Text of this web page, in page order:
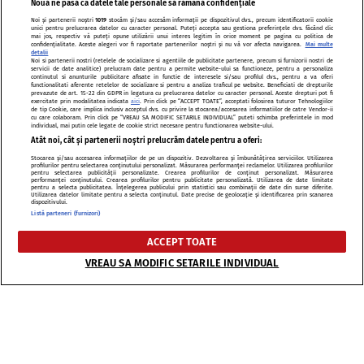
Calorii
Calculator
Greutate
Calculator
Nutritional
*Pentru a căuta intr-o bază de date te rugăm să dai click pe numele bazei și apoi să
Nouă ne pasă ca datele tale personale să rămână confidențiale
Noi și partenerii noștri1019 stocăm și/sau accesăm informații pe dispozitivul dvs., precum identificatorii cookie
unici pentru prelucrarea datelor cu caracter personal. Puteți accepta sau gestiona preferințele dvs. făcând clic
mai jos, respectiv vă puteți opune utilizării unui interes legitim în orice moment pe pagina cu politica de
confidențialitate. Aceste alegeri vor fi raportate partenerilor noștri și nu vă vor afecta navigarea.
Mai multe
detalii
Noi si partenerii nostri (retelele de socializare si agentiile de publicitate partenere, precum si furnizorii nostri de
servicii de date analitice) prelucram date pentru a permite website-ului sa functioneze, pentru a personaliza
continutul si anunturile publicitare afisate in functie de interesele si/sau profilul dvs., pentru a va oferi
functionalitati aferente retelelor de socializare si pentru a analiza traficul pe website. Beneficiati de drepturile
prevazute de art. 15-22 din GDPR in legatura cu prelucrarea datelor cu caracter personal. Aceste drepturi pot fi
exercitate prin modalitatea indicata aici. Prin click pe “ACCEPT TOATE”, acceptati folosirea tuturor Tehnologiilor
de tip Cookie, care implica inclusiv acceptul dvs. cu privire la stocarea/accesarea informatiilor de catre Vendor-ii
cu care colaboram. Prin click pe “VREAU SA MODIFIC SETARILE INDIVIDUAL” puteti schimba preferintele in mod
individual, mai putin cele legate de cookie strict necesare pentru functionarea website-ului.
Atât noi, cât și partenerii noștri prelucrăm datele pentru a oferi:
Stocarea și/sau accesarea informațiilor de pe un dispozitiv. Dezvoltarea și îmbunătățirea serviciilor. Utilizarea
profilurilor pentru selectarea conținutului personalizat. Măsurarea performanței reclamelor. Utilizarea profilurilor
pentru selectarea publicității personalizate. Crearea profilurilor de conținut personalizat. Măsurarea
performanței conținutului. Crearea profilurilor pentru publicitate personalizată. Utilizarea de date limitate
pentru a selecta publicitatea. Înțelegerea publicului prin statistici sau combinații de date din surse diferite.
Utilizarea datelor limitate pentru a selecta conținutul. Date precise de geolocație și identificarea prin scanarea
dispozitivului.
Listă parteneri (furnizori)
ACCEPT TOATE
VREAU SA MODIFIC SETARILE INDIVIDUAL